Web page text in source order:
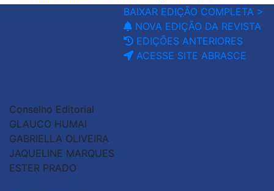
BAIXAR EDIÇÃO COMPLETA >
NOVA EDIÇÃO DA REVISTA
EDIÇÕES ANTERIORES
ACESSE SITE ABRASCE
Conselho Editorial
GLAUCO HUMAI
GABRIELLA OLIVEIRA
JAQUELINE MARQUES
ESTER PRADO